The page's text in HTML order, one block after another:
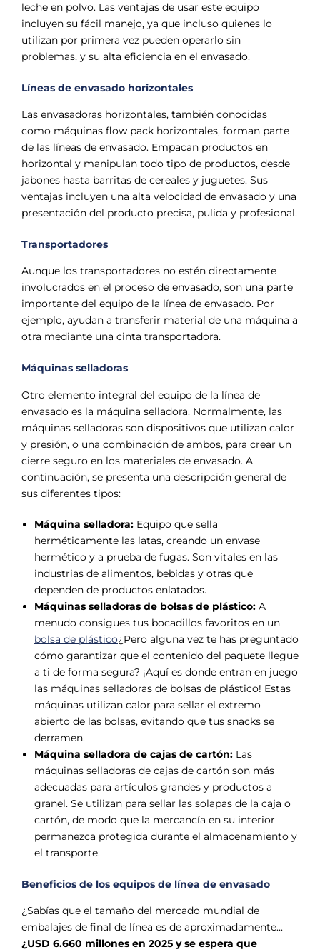
leche en polvo. Las ventajas de usar este equipo
incluyen su fácil manejo, ya que incluso quienes lo
utilizan por primera vez pueden operarlo sin
problemas, y su alta eficiencia en el envasado.
Líneas de envasado horizontales
Las envasadoras horizontales, también conocidas
como máquinas flow pack horizontales, forman parte
de las líneas de envasado. Empacan productos en
horizontal y manipulan todo tipo de productos, desde
jabones hasta barritas de cereales y juguetes. Sus
ventajas incluyen una alta velocidad de envasado y una
presentación del producto precisa, pulida y profesional.
Transportadores
Aunque los transportadores no estén directamente
involucrados en el proceso de envasado, son una parte
importante del equipo de la línea de envasado. Por
ejemplo, ayudan a transferir material de una máquina a
otra mediante una cinta transportadora.
Máquinas selladoras
Otro elemento integral del equipo de la línea de
envasado es la máquina selladora. Normalmente, las
máquinas selladoras son dispositivos que utilizan calor
y presión, o una combinación de ambos, para crear un
cierre seguro en los materiales de envasado. A
continuación, se presenta una descripción general de
sus diferentes tipos:
Máquina selladora: Equipo que sella
herméticamente las latas, creando un envase
hermético y a prueba de fugas. Son vitales en las
industrias de alimentos, bebidas y otras que
dependen de productos enlatados.
Máquinas selladoras de bolsas de plástico: A
menudo consigues tus bocadillos favoritos en un
bolsa de plástico¿Pero alguna vez te has preguntado
cómo garantizar que el contenido del paquete llegue
a ti de forma segura? ¡Aquí es donde entran en juego
las máquinas selladoras de bolsas de plástico! Estas
máquinas utilizan calor para sellar el extremo
abierto de las bolsas, evitando que tus snacks se
derramen.
Máquina selladora de cajas de cartón: Las
máquinas selladoras de cajas de cartón son más
adecuadas para artículos grandes y productos a
granel. Se utilizan para sellar las solapas de la caja o
cartón, de modo que la mercancía en su interior
permanezca protegida durante el almacenamiento y
el transporte.
Beneficios de los equipos de línea de envasado
¿Sabías que el tamaño del mercado mundial de
embalajes de final de línea es de aproximadamente...
¿USD 6.660 millones en 2025 y se espera que